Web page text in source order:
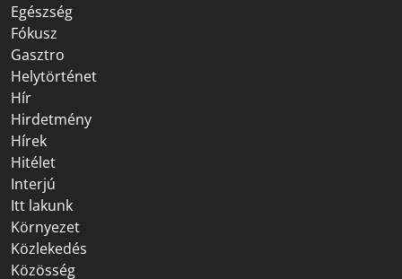
Egészség
Fókusz
Gasztro
Helytörténet
Hír
Hirdetmény
Hírek
Hitélet
Interjú
Itt lakunk
Környezet
Közlekedés
Közösség